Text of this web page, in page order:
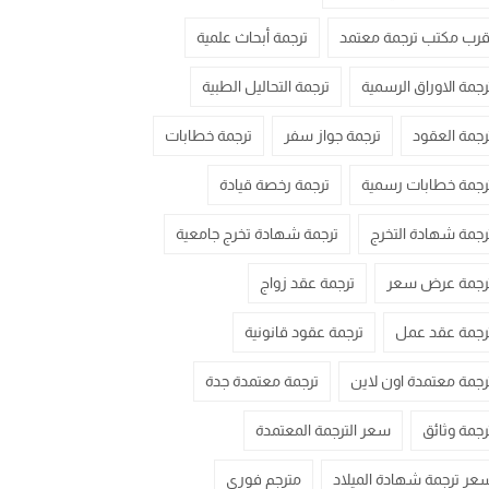
مكتب ترجمة معتمد ترجمة أبحاث علمية
الاوراق الرسمية ترجمة التحاليل الطبية
العقود ترجمة جواز سفر ترجمة خطابات
خطابات رسمية ترجمة رخصة قيادة
شهادة التخرج ترجمة شهادة تخرج جامعية
عرض سعر ترجمة عقد زواج
عقد عمل ترجمة عقود قانونية
معتمدة اون لاين ترجمة معتمدة جدة
وثائق سعر الترجمة المعتمدة
ترجمة شهادة الميلاد مترجم فوري